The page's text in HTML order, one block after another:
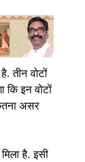
तीन वोटों
कि इन वोटों
असर
है. इसी